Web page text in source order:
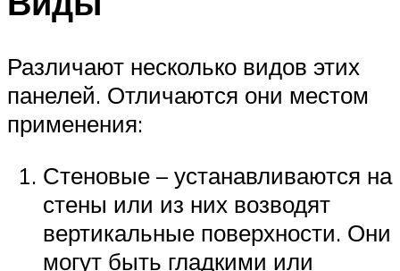
Различают несколько видов этих
панелей. Отличаются они местом
применения:
Стеновые – устанавливаются на
стены или из них возводят
вертикальные поверхности. Они
могут быть гладкими или